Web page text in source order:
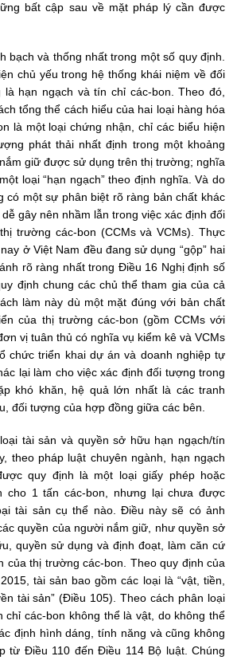
bất cập sau về mặt pháp lý cần được
bạch và thống nhất trong một số quy định.
chủ yếu trong hệ thống khái niệm về đối
hạn ngạch và tín chỉ các-bon. Theo đó,
tổng thể cách hiểu của hai loại hàng hóa
là một loại chứng nhận, chỉ các biểu hiện
phát thải nhất định trong một khoảng
giữ được sử dụng trên thị trường; nghĩa
loại “hạn ngạch” theo định nghĩa. Và do
có một sự phân biệt rõ ràng bản chất khác
gây nên nhầm lẫn trong việc xác định đối
trường các-bon (CCMs và VCMs). Thực
ở Việt Nam đều đang sử dụng “gộp” hai
rõ ràng nhất trong Điều 16 Nghị định số
định chung các chủ thể tham gia của cả
làm này dù một mặt đúng với bản chất
của thị trường các-bon (gồm CCMs với
vị tuân thủ có nghĩa vụ kiểm kê và VCMs
chức triển khai dự án và doanh nghiệp tự
lại làm cho việc xác định đối tượng trong
khó khăn, hệ quả lớn nhất là các tranh
đối tượng của hợp đồng giữa các bên.
tài sản và quyền sở hữu hạn ngạch/tín
theo pháp luật chuyên ngành, hạn ngạch
quy định là một loại giấy phép hoặc
cho 1 tấn các-bon, nhưng lại chưa được
tài sản cụ thể nào. Điều này sẽ có ảnh
quyền của người nắm giữ, như quyền sở
quyền sử dụng và định đoạt, làm căn cứ
của thị trường các-bon. Theo quy định của
tài sản bao gồm các loại là “vật, tiền,
tài sản” (Điều 105). Theo cách phân loại
chỉ các-bon không thể là vật, do không thể
định hình dáng, tính năng và cũng không
từ Điều 110 đến Điều 114 Bộ luật. Chúng